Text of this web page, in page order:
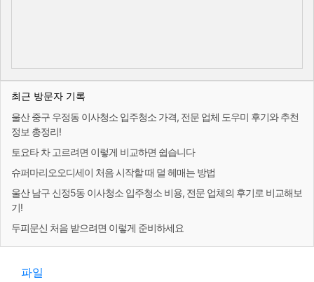
최근 방문자 기록
울산 중구 우정동 이사청소 입주청소 가격, 전문 업체 도우미 후기와 추천
정보 총정리!
토요타 차 고르려면 이렇게 비교하면 쉽습니다
슈퍼마리오오디세이 처음 시작할 때 덜 헤매는 방법
울산 남구 신정5동 이사청소 입주청소 비용, 전문 업체의 후기로 비교해보
기!
두피문신 처음 받으려면 이렇게 준비하세요
파일